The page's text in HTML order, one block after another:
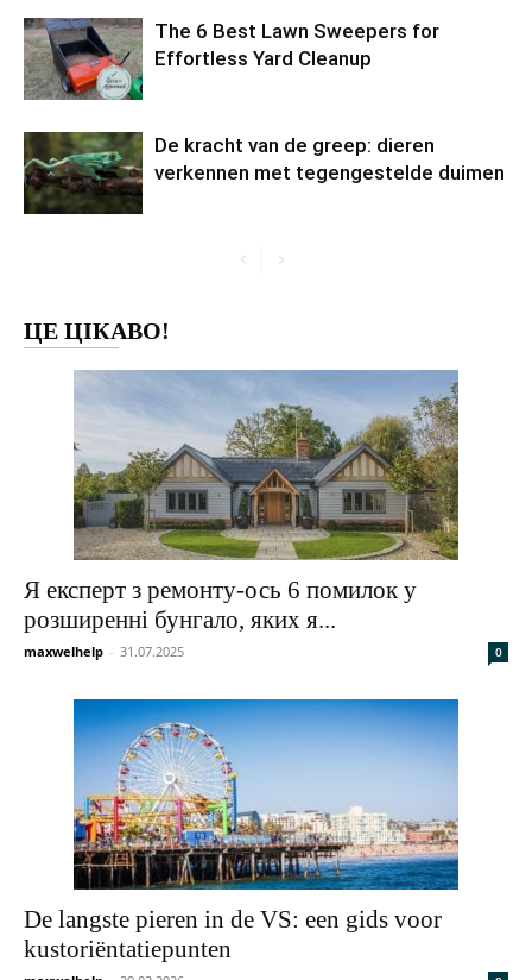
The 6 Best Lawn Sweepers for
Effortless Yard Cleanup
De kracht van de greep: dieren
verkennen met tegengestelde duimen
ЦЕ ЦІКАВО!
Я експерт з ремонту-ось 6 помилок у
розширенні бунгало, яких я...
maxwelhelp - 31.07.2025 0
De langste pieren in de VS: een gids voor
kustoriëntatiepunten